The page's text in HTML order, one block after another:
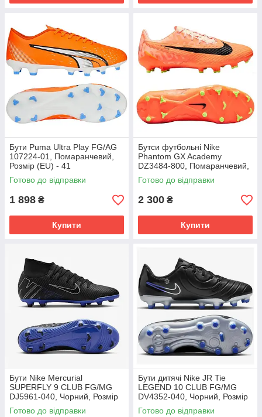
Бути Puma Ultra Play FG/AG
107224-01, Помаранчевий,
Розмір (EU) - 41
Готово до відправки
1 898 ₴
Купити
Бутси футбольні Nike
Phantom GX Academy
DZ3484-800, Помаранчевий,
Розмір (EU) - 39
Готово до відправки
2 300 ₴
Купити
Бути Nike Mercurial
SUPERFLY 9 CLUB FG/MG
DJ5961-040, Чорний, Розмір
(EU) - 42
Готово до відправки
Бути дитячі Nike JR Tie
LEGEND 10 CLUB FG/MG
DV4352-040, Чорний, Розмір
(EU) - 38.5
Готово до відправки